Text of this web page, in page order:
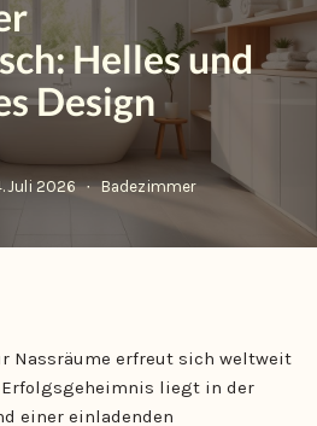
Helles und
Design
Juli 2026 Badezimmer
Nassräume erfreut sich weltweit
liegt in der
einer einladenden